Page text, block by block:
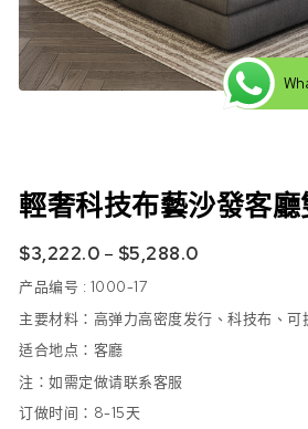
輕奢科技布藝沙發客
$3,222.0 – $5,288.0
产品编号 : 1000-17
主要材料：高弹力高密度发行、科技布、可
适合地点 ：客廳
注：如需定做请联系客服
订做时间：8-15天